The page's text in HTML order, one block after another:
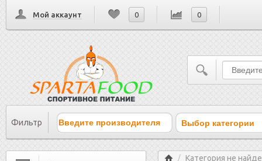
Мой аккаунт 0 0
Фильтр Выбор категории
Главная
/ Категория не